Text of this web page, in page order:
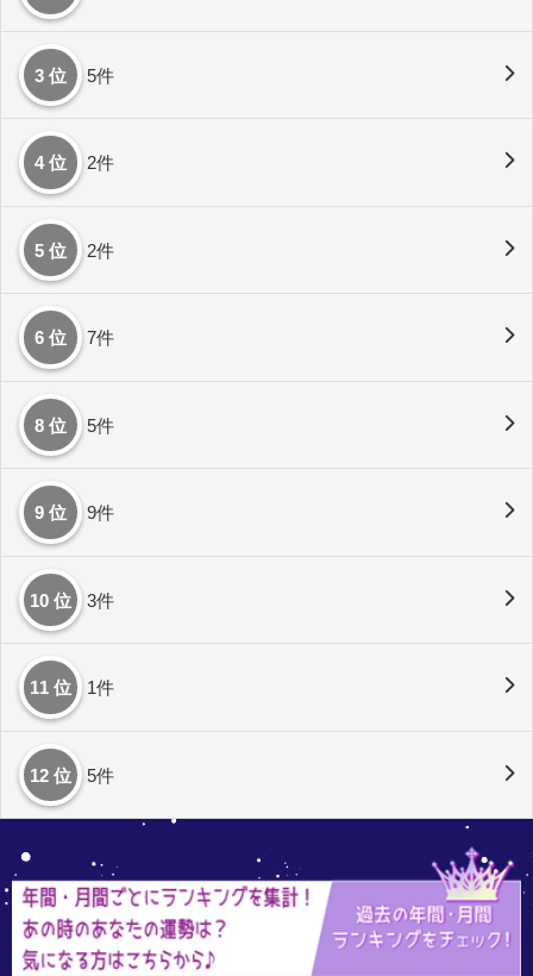
3 位 5件
4 位 2件
5 位 2件
6 位 7件
8 位 5件
9 位 9件
10 位 3件
11 位 1件
12 位 5件